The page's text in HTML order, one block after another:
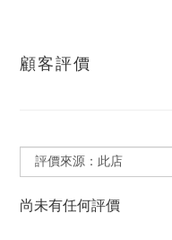
顧客評價
尚未有任何評價